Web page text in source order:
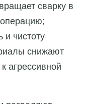
сварку в
и чистоту
снижают
агрессивной